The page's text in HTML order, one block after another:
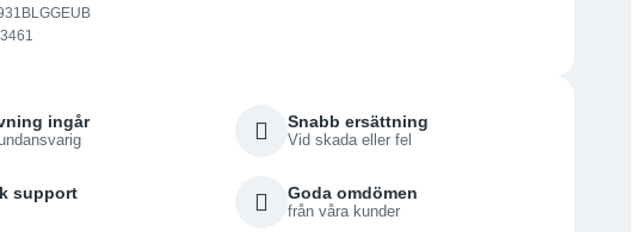
ingår Snabb ersättning
Vid skada eller fel
support Goda omdömen
från våra kunder